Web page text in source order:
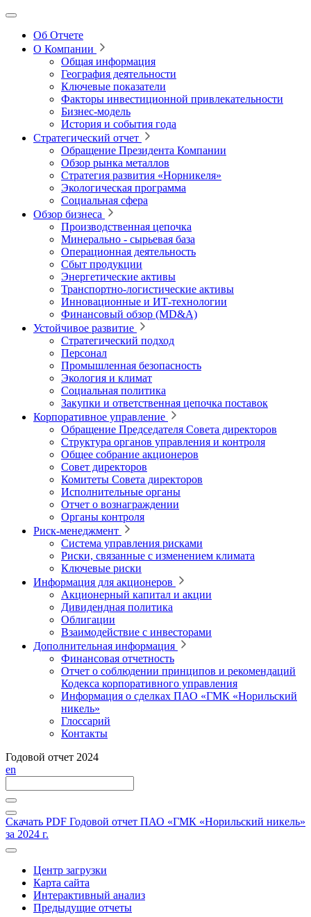
Об Отчете
О Компании
Общая информация
География деятельности
Ключевые показатели
Факторы инвестиционной привлекательности
Бизнес-модель
История и события года
Стратегический отчет
Обращение Президента Компании
Обзор рынка металлов
Стратегия развития «Норникеля»
Экологическая программа
Социальная сфера
Обзор бизнеса
Производственная цепочка
Минерально ‑ сырьевая база
Операционная деятельность
Сбыт продукции
Энергетические активы
Транспортно-логистические активы
Инновационные и ИТ‑технологии
Финансовый обзор (MD&A)
Устойчивое развитие
Стратегический подход
Персонал
Промышленная безопасность
Экология и климат
Социальная политика
Закупки и ответственная цепочка поставок
Корпоративное управление
Обращение Председателя Совета директоров
Структура органов управления и контроля
Общее собрание акционеров
Совет директоров
Комитеты Совета директоров
Исполнительные органы
Отчет о вознаграждении
Органы контроля
Риск-менеджмент
Система управления рисками
Риски, связанные с изменением климата
Ключевые риски
Информация для акционеров
Акционерный капитал и акции
Дивидендная политика
Облигации
Взаимодействие с инвесторами
Дополнительная информация
Финансовая отчетность
Отчет о соблюдении принципов и рекомендаций
Кодекса корпоративного управления
Информация о сделках ПАО «ГМК «Норильский
никель»
Глоссарий
Контакты
Годовой отчет 2024
en
Скачать PDF Годовой отчет ПАО «ГМК «Норильский никель»
за 2024 г.
Центр загрузки
Карта сайта
Интерактивный анализ
Предыдущие отчеты